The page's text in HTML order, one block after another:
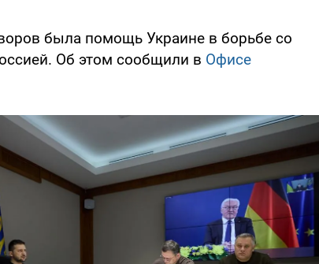
была помощь Украине в борьбе со
Об этом сообщили в Офисе